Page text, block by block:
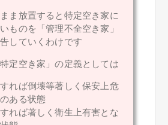
ま放置すると特定空き家に
ものを「管理不全空き家」
していくわけです
定空き家」の定義としては
れば倒壊等著しく保安上危
ある状態
れば著しく衛生上有害とな